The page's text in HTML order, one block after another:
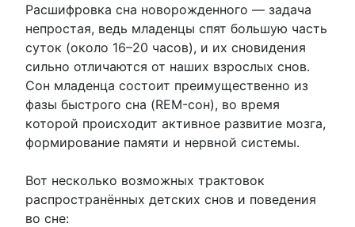
Расшифровка сна новорожденного — задача
непростая, ведь младенцы спят большую часть
суток (около 16–20 часов), и их сновидения
сильно отличаются от наших взрослых снов.
Сон младенца состоит преимущественно из
фазы быстрого сна (REM-сон), во время
которой происходит активное развитие мозга,
формирование памяти и нервной системы.
Вот несколько возможных трактовок
распространённых детских снов и поведения
во сне: